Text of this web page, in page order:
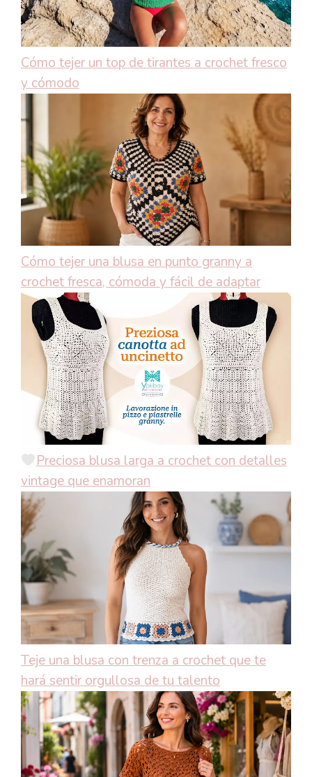
Cómo tejer un top de tirantes a crochet fresco
y cómodo
Cómo tejer una blusa en punto granny a
crochet fresca, cómoda y fácil de adaptar
Preciosa blusa larga a crochet con detalles
vintage que enamoran
Teje una blusa con trenza a crochet que te
hará sentir orgullosa de tu talento